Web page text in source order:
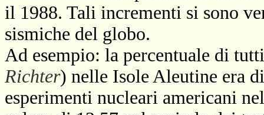
il 1988. Tali incrementi si sono
sismiche del globo.
Ad esempio: la percentuale di
Richter) nelle Isole Aleutine era
esperimenti nucleari americani